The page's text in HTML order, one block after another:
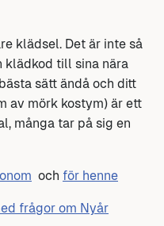
klädsel. Det är inte så
klädkod till sina nära
sätt ändå och ditt
av mörk kostym) är ett
många tar på sig en
och för henne
frågor om Nyår